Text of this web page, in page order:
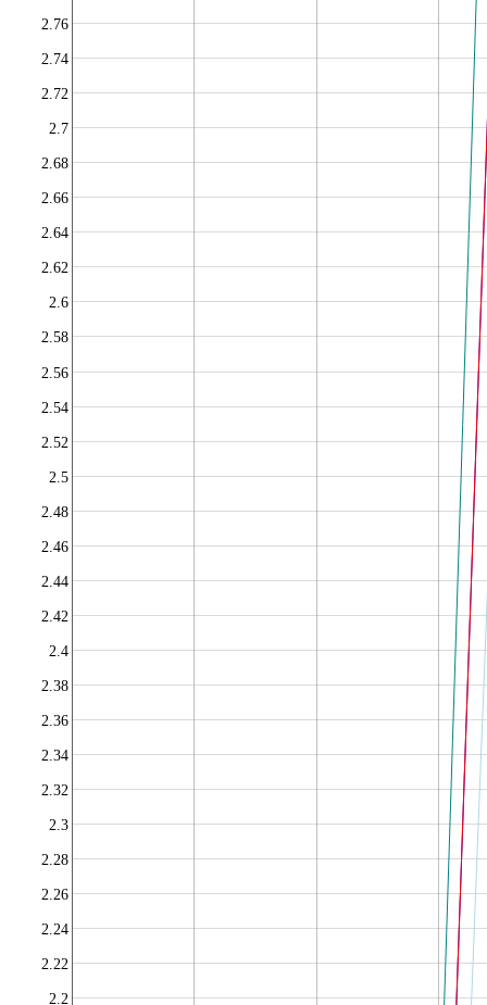
2.2
2.22
2.24
2.26
2.28
2.3
2.32
2.34
2.36
2.38
2.4
2.42
2.44
2.46
2.48
2.5
2.52
2.54
2.56
2.58
2.6
2.62
2.64
2.66
2.68
2.7
2.72
2.74
2.76